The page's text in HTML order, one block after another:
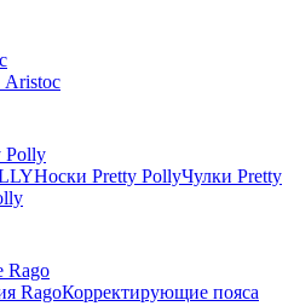
Aristoc
Polly
Носки Pretty PollyЧулки Pretty
Rago
RagoКорректирующие пояса